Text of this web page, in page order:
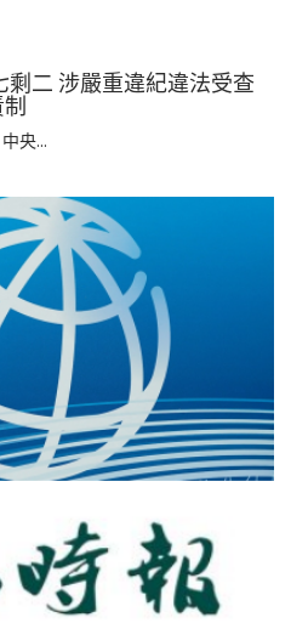
二 涉嚴重違紀違法受查
央...